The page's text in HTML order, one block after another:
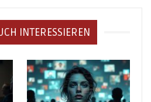
INTERESSIEREN